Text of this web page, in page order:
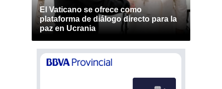
El Vaticano se ofrece como
plataforma de diálogo directo para la
paz en Ucrania